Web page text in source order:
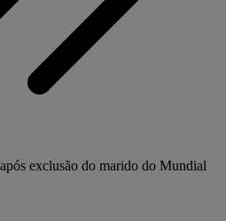
exclusão do marido do Mundial